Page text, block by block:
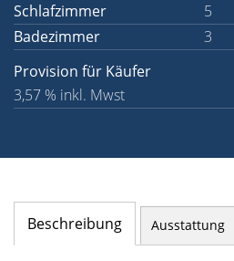
Schlafzimmer
5
Badezimmer
3
Provision für Käufer
3,57 % inkl. Mwst
Beschreibung Ausstattung